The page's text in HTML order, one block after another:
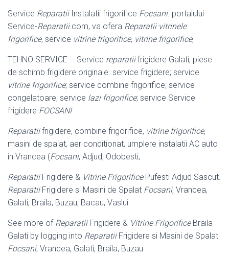
Service ReparatiiInstalatii frigorifice Focsani. portalului
Service-Reparatii.com, va ofera Reparatii vitrinele
frigorifice, service vitrine frigorifice, vitrine frigorifice,
TEHNO SERVICE – Service reparatiifrigidere Galati, piese
de schimb frigidere originale. service frigidere; service
vitrine frigorifice; service combine frigorifice; service
congelatoare; service lazi frigorifice; service Service
frigidere FOCSANI
Reparatiifrigidere, combine frigorifice, vitrine frigorifice,
masini de spalat, aer conditionat, umplere instalatii AC auto
in Vrancea (Focsani, Adjud, Odobesti,
ReparatiiFrigidere & Vitrine FrigorificePufesti Adjud Sascut.
ReparatiiFrigidere si Masini de Spalat Focsani, Vrancea,
Galati, Braila, Buzau, Bacau, Vaslui.
See more of ReparatiiFrigidere & Vitrine FrigorificeBraila
Galati by logging into ReparatiiFrigidere si Masini de Spalat
Focsani, Vrancea, Galati, Braila, Buzau